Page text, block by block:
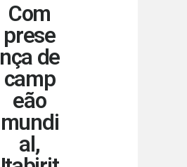
Com
prese
nça de
camp
eão
mundi
al,